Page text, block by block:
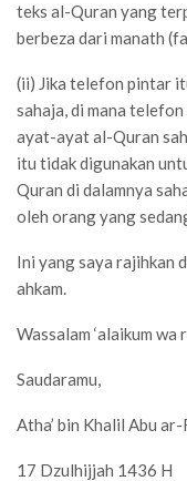
teks al-Quran yang
berbeza dari manath
(ii) Jika telefon pintar
sahaja, di mana
ayat-ayat al-Quran
itu tidak digunakan
Quran di dalamnya
oleh orang yang
Ini yang saya rajihkan
ahkam.
Wassalam ‘alaikum
Saudaramu,
Atha’ bin Khalil Abu
17 Dzulhijjah 1436 H